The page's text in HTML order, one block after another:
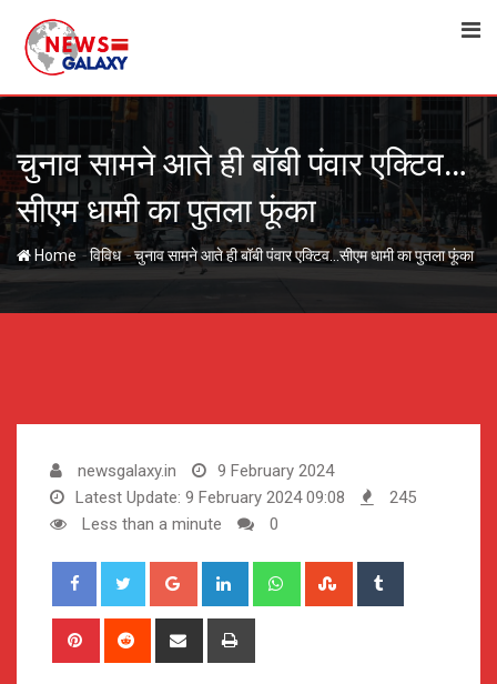
content
चुनाव सामने आते ही बॉबी पंवार एक्टिव…
सीएम धामी का पुतला फूंका
Home -विविध-चुनाव सामने आते ही बॉबी पंवार एक्टिव…सीएम धामी का पुतला फूंका
newsgalaxy.in
9 February 2024
Latest Update: 9 February 2024 09:08
245
Less than a minute
0
Google+ LinkedIn WhatsappStumbleUpon
Pinterest Reddit
Share